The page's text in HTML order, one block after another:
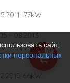
177kW
- 08.2013
63kW
66kW
0
сайт,
персональных